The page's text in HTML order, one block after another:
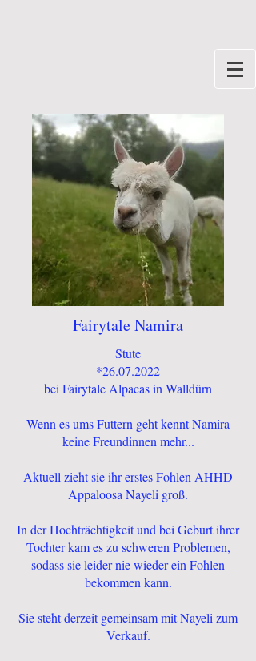
Fairytale Namira
Stute
*26.07.2022
bei Fairytale Alpacas in Walldürn
Wenn es ums Futtern geht kennt Namira
keine Freundinnen mehr...
Aktuell zieht sie ihr erstes Fohlen AHHD
Appaloosa Nayeli groß.
In der Hochträchtigkeit und bei Geburt ihrer
Tochter kam es zu schweren Problemen,
sodass sie leider nie wieder ein Fohlen
bekommen kann.
Sie steht derzeit gemeinsam mit Nayeli zum
Verkauf.​